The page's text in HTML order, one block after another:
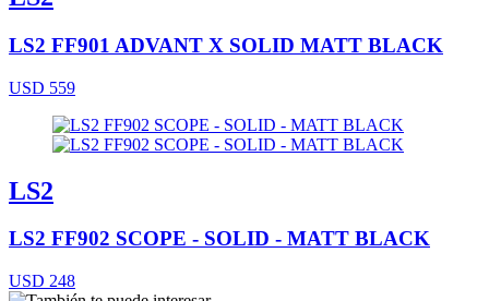
LS2 FF901 ADVANT X SOLID MATT BLACK
USD 559
LS2
LS2 FF902 SCOPE - SOLID - MATT BLACK
USD 248